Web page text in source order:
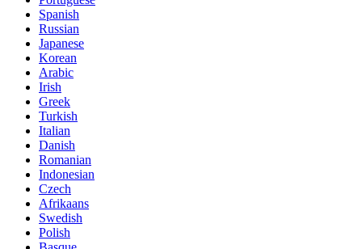
Spanish
Russian
Japanese
Korean
Arabic
Irish
Greek
Turkish
Italian
Danish
Romanian
Indonesian
Czech
Afrikaans
Swedish
Polish